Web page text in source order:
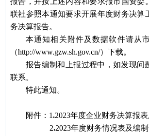
联社参照本通知要求开展年度财务决算
务决算报告。
本通知相关附件及数据软件请从
（http://www.gzw.sh.gov.cn/）下载。
报告编制和上报过程中，如发现问
联系。
特此通知。
附件：1.2023年度企业财务决算报
2.2023年度财务情况表及编